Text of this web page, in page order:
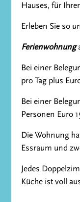
Hauses, für
Erleben Sie so
Ferienwohnung
Bei einer
pro Tag plus
Bei einer
Personen Euro
Die Wohnung
Essraum und
Jedes
Küche ist voll